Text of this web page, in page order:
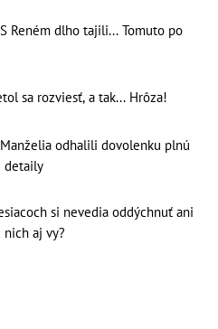
Reném dlho tajili... Tomuto po
sa rozviesť, a tak... Hrôza!
odhalili dovolenku plnú
detaily
si nevedia oddýchnuť ani
aj vy?